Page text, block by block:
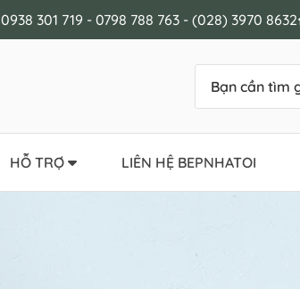
0938 301 719 - 0798 788 763 - (028) 3970 8632
HỖ TRỢ LIÊN HỆ BEPNHATOI